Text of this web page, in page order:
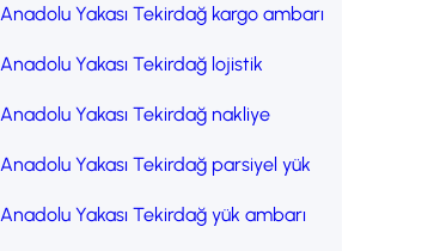
Anadolu Yakası Tekirdağ kargo ambarı
Anadolu Yakası Tekirdağ lojistik
Anadolu Yakası Tekirdağ nakliye
Anadolu Yakası Tekirdağ parsiyel yük
Anadolu Yakası Tekirdağ yük ambarı